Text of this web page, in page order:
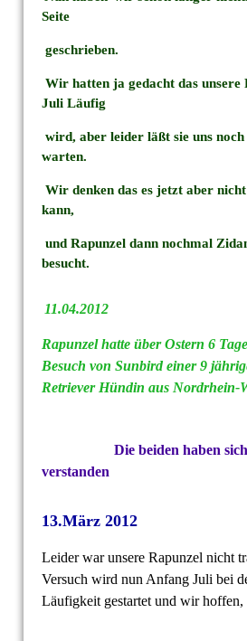
Seite
geschrieben.
Wir hatten ja gedacht das unsere
Juli Läufig
wird, aber leider läßt sie uns
warten.
Wir denken das es jetzt aber
kann,
und Rapunzel dann nochmal
besucht.
11.04.2012
Rapunzel hatte über Ostern 6
Besuch von Sunbird einer 9
Retriever Hündin aus Nordrhein-
Die beiden haben sich
verstanden
13.März 2012
Leider war unsere Rapunzel nicht
Versuch wird nun Anfang Juli bei
Läufigkeit gestartet und wir hoffen,